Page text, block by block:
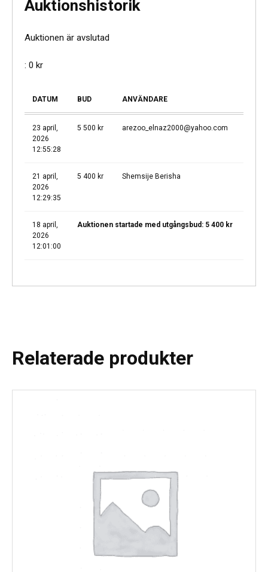
Auktionshistorik
Auktionen är avslutad
: 0 kr
DATUM BUD ANVÄNDARE
23 april,
2026
12:55:28
5 500 kr arezoo_elnaz2000@yahoo.com
21 april,
2026
12:29:35
5 400 kr Shemsije Berisha
18 april,
2026
12:01:00
Auktionen startade med utgångsbud: 5 400 kr
Relaterade produkter